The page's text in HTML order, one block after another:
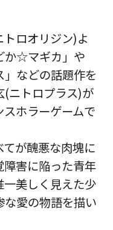
ロオリジン)よ
か☆マギカ」や
」などの話題作を
(ニトロプラス)が
ホラーゲームで
が醜悪な肉塊に
障害に陥った青年
一美しく見えた少
愛の物語を描い